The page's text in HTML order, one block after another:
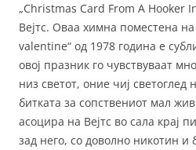
„Christmas Card From A Hooker
Вејтс. Оваа химна поместена
valentine“ од 1978 година е
овој празник го чувствуваат
низ светот, оние чиј светоглед
битката за сопствениот мал
асоцира на Вејтс во сала крај
зад него, со доволно никотин и